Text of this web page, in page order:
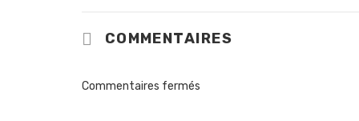
COMMENTAIRES
Commentaires fermés